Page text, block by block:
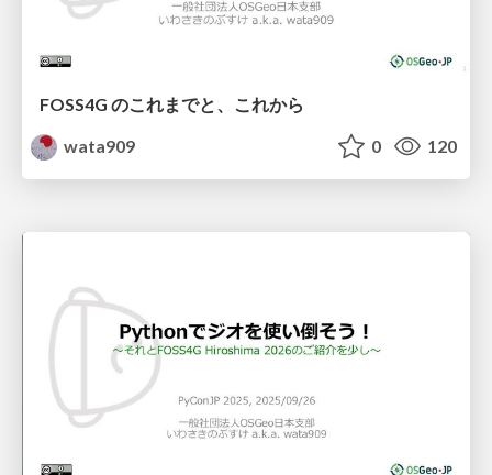
FOSS4G のこれまでと、これから
wata909
0 120